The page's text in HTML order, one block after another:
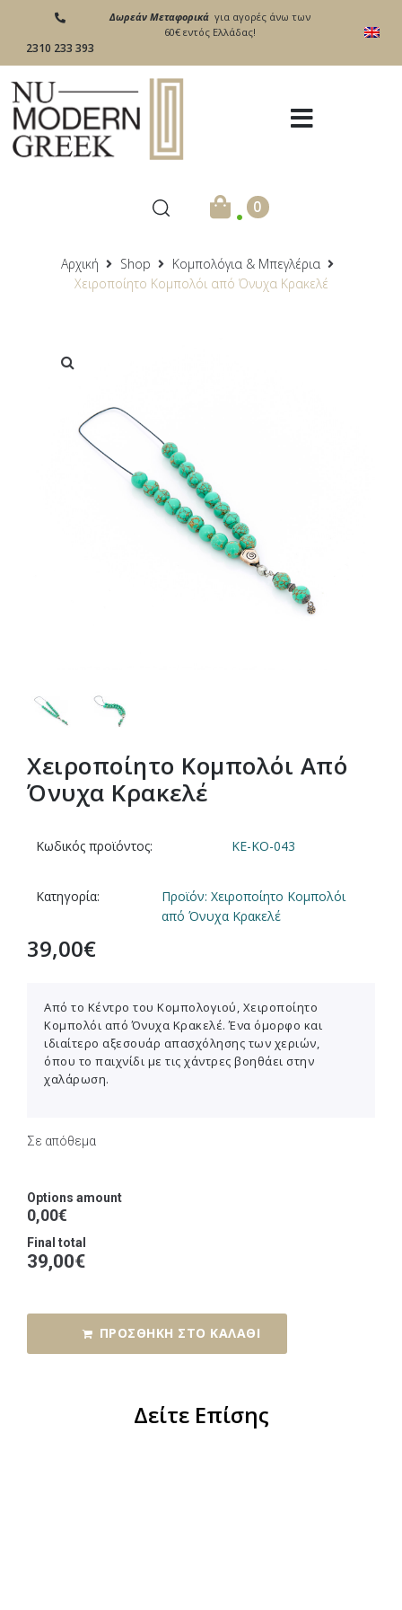
2310 233 393
Δωρεάν Μεταφορικά για αγορές άνω των
60€ εντός Ελλάδας!
. 0
Αρχική Shop
Κομπολόγια & Μπεγλέρια
Χειροποίητο Κομπολόι από Όνυχα Κρακελέ
Χειροποίητο Κομπολόι Από
Όνυχα Κρακελέ
Κωδικός προϊόντος: KE-KO-043
Κατηγορία:
Προϊόν: Χειροποίητο Κομπολόι
από Όνυχα Κρακελέ
39,00€
Από το Κέντρο του Κομπολογιού, Χειροποίητο
Κομπολόι από Όνυχα Κρακελέ. Ένα όμορφο και
ιδιαίτερο αξεσουάρ απασχόλησης των χεριών,
όπου το παιχνίδι με τις χάντρες βοηθάει στην
χαλάρωση.
Σε απόθεμα
Options amount
0,00€
Final total
39,00€
ΠΡΟΣΘΉΚΗ ΣΤΟ ΚΑΛΆΘΙ
Δείτε Επίσης